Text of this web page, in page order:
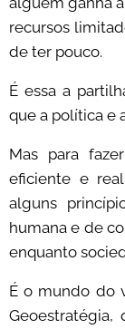
recursos
de ter pouco.
É essa a
que a política e
Mas para
eficiente e
alguns
humana e de
enquanto
É o mundo do